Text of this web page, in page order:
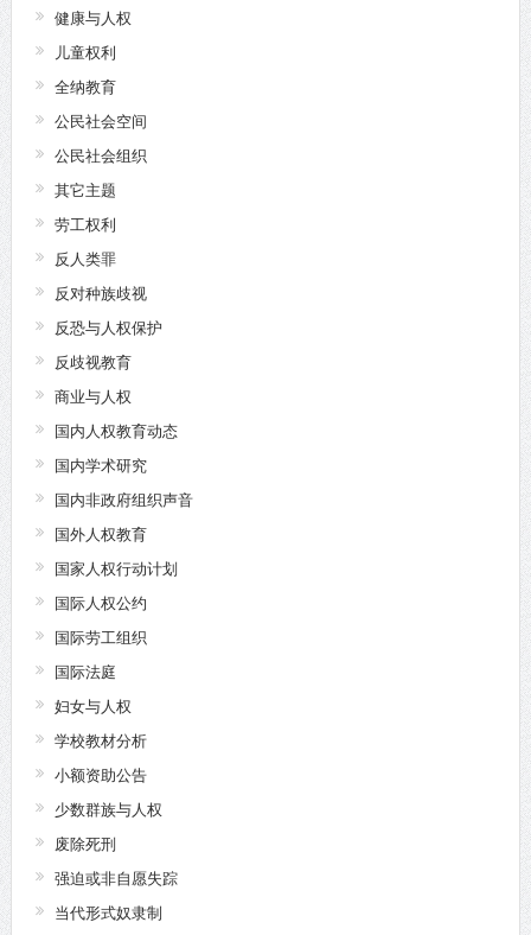
健康与人权
儿童权利
全纳教育
公民社会空间
公民社会组织
其它主题
劳工权利
反人类罪
反对种族歧视
反恐与人权保护
反歧视教育
商业与人权
国内人权教育动态
国内学术研究
国内非政府组织声音
国外人权教育
国家人权行动计划
国际人权公约
国际劳工组织
国际法庭
妇女与人权
学校教材分析
小额资助公告
少数群族与人权
废除死刑
强迫或非自愿失踪
当代形式奴隶制